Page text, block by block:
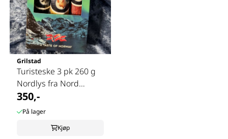
Grilstad
Turisteske 3 pk 260 g
Nordlys fra Nord
Norge
350,-
På lager
Kjøp